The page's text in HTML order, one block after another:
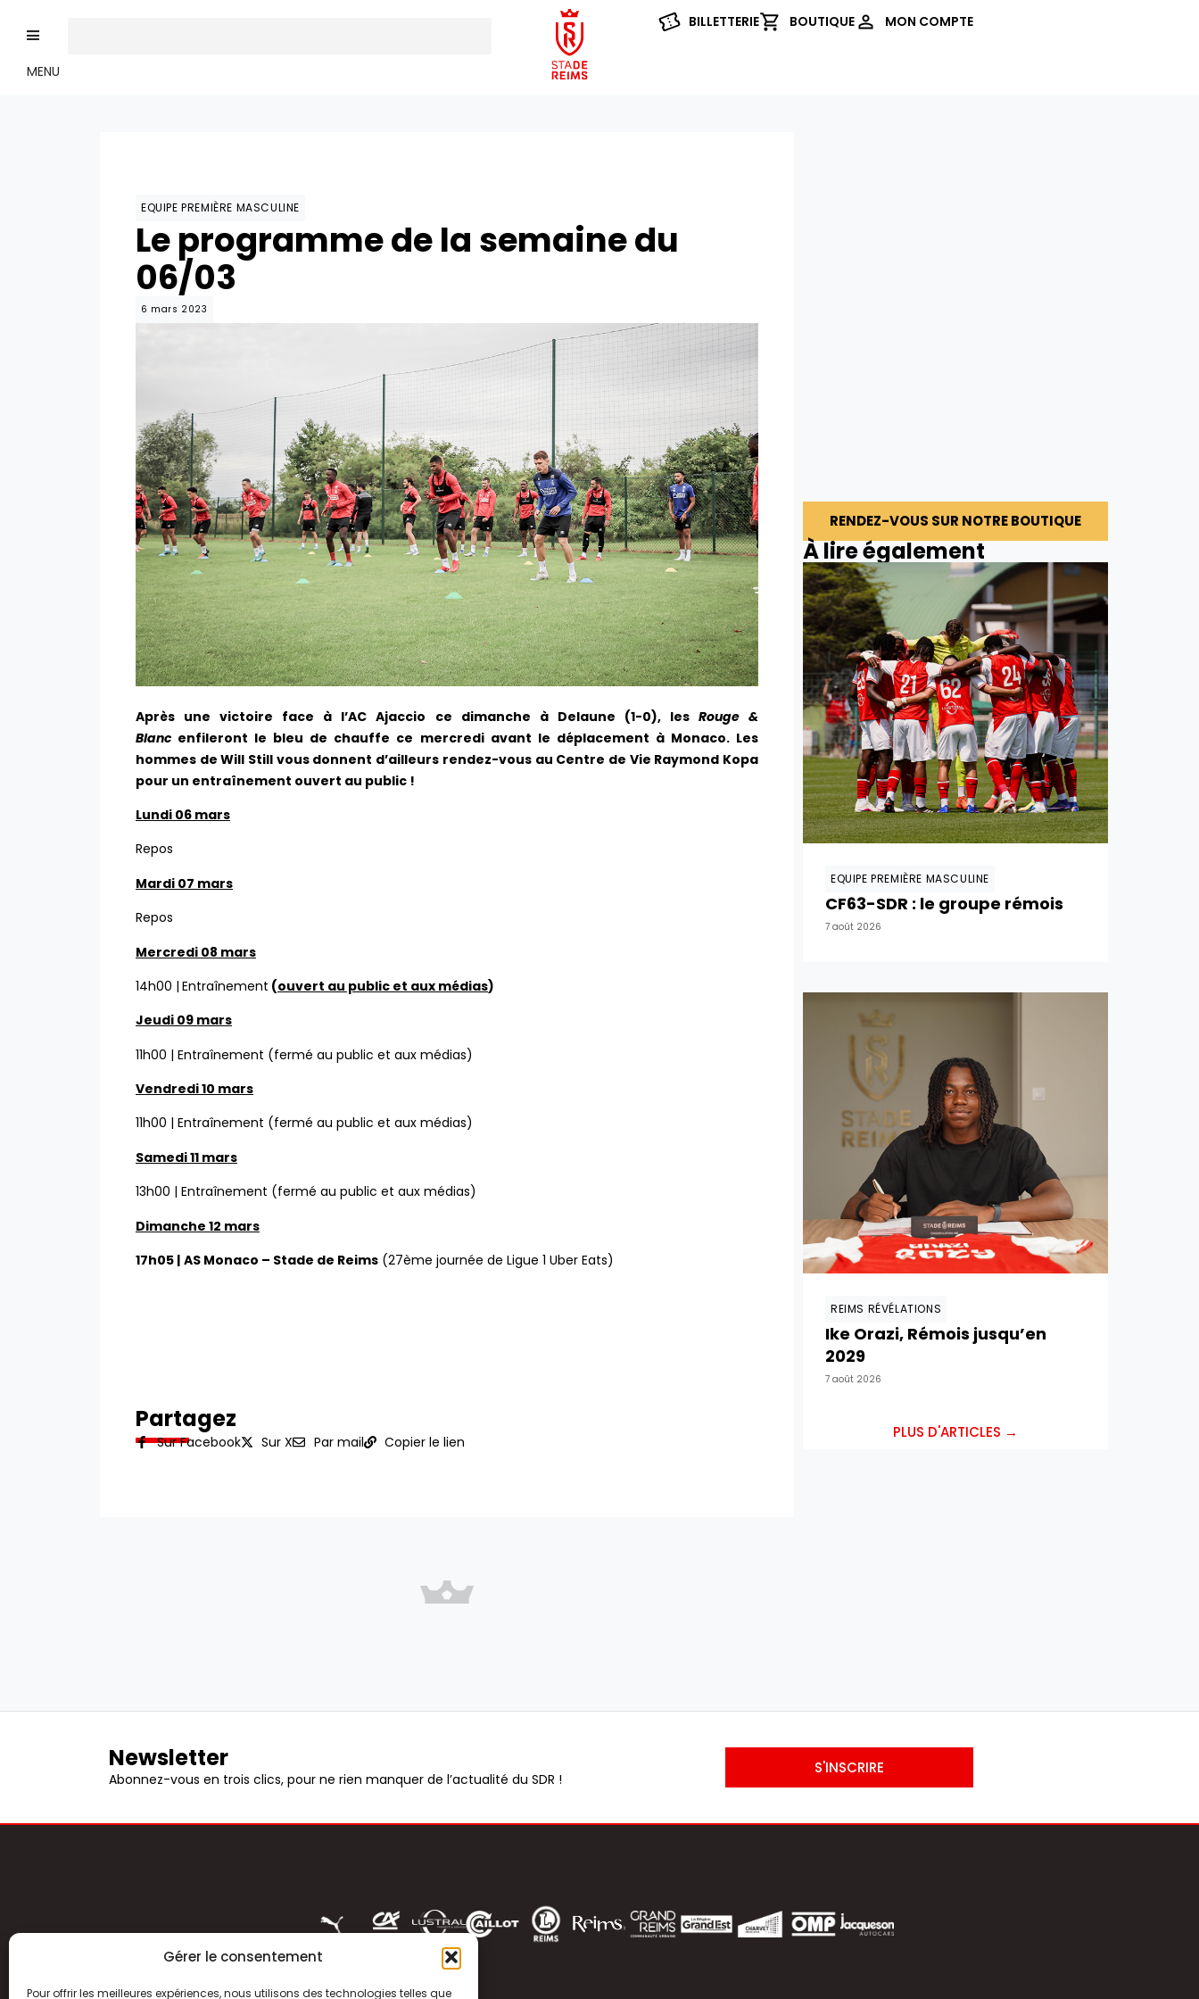
Gérer le consentement
Pour offrir les meilleures expériences, nous utilisons des technologies telles que
MENU
BILLETTERIE BOUTIQUE MON COMPTE
EQUIPE PREMIÈRE MASCULINE
Le programme de la semaine du
06/03
6 mars 2023
Après une victoire face à l’AC Ajaccio ce dimanche à Delaune (1-0), les Rouge &
Blancenfileront le bleu de chauffe ce mercredi avant le déplacement à Monaco. Les
hommes de Will Still vous donnent d’ailleurs rendez-vous au Centre de Vie Raymond Kopa
pour un entraînement ouvert au public !
Lundi 06 mars
Repos
Mardi 07 mars
Repos
Mercredi 08 mars
14h00 | Entraînement (ouvert au public et aux médias)
Jeudi 09 mars
11h00 | Entraînement (fermé au public et aux médias)
Vendredi 10 mars
11h00 | Entraînement (fermé au public et aux médias)
Samedi 11 mars
13h00 | Entraînement (fermé au public et aux médias)
Dimanche 12 mars
17h05 | AS Monaco – Stade de Reims (27ème journée de Ligue 1 Uber Eats)
Partagez
Sur Facebook Sur X Par mail Copier le lien
RENDEZ-VOUS SUR NOTRE BOUTIQUE
À lire également
EQUIPE PREMIÈRE MASCULINE
CF63-SDR : le groupe rémois
7 août 2026
REIMS RÉVÉLATIONS
Ike Orazi, Rémois jusqu’en
2029
7 août 2026
PLUS D'ARTICLES →
Newsletter
Abonnez-vous en trois clics, pour ne rien manquer de l’actualité du SDR !
S'INSCRIRE